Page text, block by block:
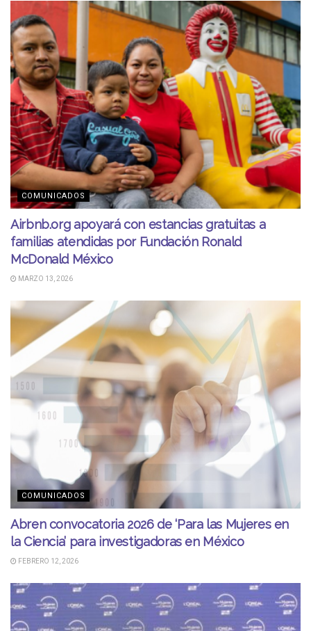
COMUNICADOS
Airbnb.org apoyará con estancias gratuitas a
familias atendidas por Fundación Ronald
McDonald México
MARZO 13, 2026
COMUNICADOS
Abren convocatoria 2026 de ‘Para las Mujeres en
la Ciencia’ para investigadoras en México
FEBRERO 12, 2026